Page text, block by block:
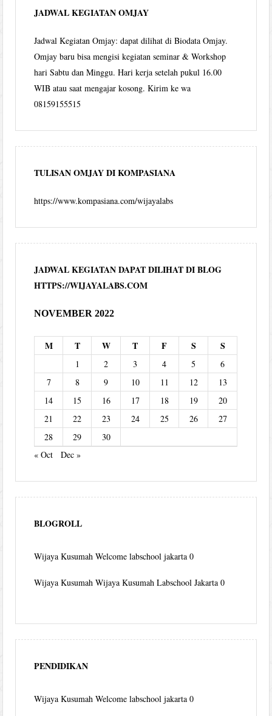
JADWAL KEGIATAN OMJAY
Jadwal Kegiatan Omjay: dapat dilihat di Biodata Omjay.
Omjay baru bisa mengisi kegiatan seminar & Workshop
hari Sabtu dan Minggu. Hari kerja setelah pukul 16.00
WIB atau saat mengajar kosong. Kirim ke wa
08159155515
TULISAN OMJAY DI KOMPASIANA
https://www.kompasiana.com/wijayalabs
JADWAL KEGIATAN DAPAT DILIHAT DI BLOG
HTTPS://WIJAYALABS.COM
NOVEMBER 2022
M T W T F S S
1 2 3 4 5
6
7
8 9 10 11 12
13
14
15 16 17 18 19
20
21
22 23 24 25 26
27
28
29
30
« Oct
Dec »
BLOGROLL
Wijaya Kusumah Welcome labschool jakarta 0
Wijaya Kusumah Wijaya Kusumah Labschool Jakarta 0
PENDIDIKAN
Wijaya Kusumah Welcome labschool jakarta 0